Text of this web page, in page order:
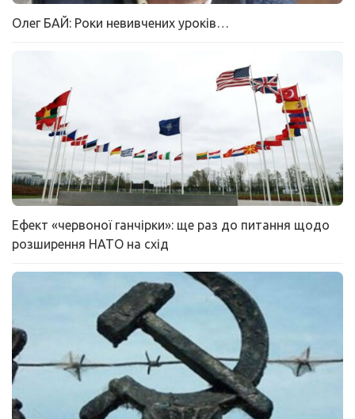
Олег БАЙ: Роки невивчених уроків…
Ефект «червоної ганчірки»: ще раз до питання щодо
розширення НАТО на схід